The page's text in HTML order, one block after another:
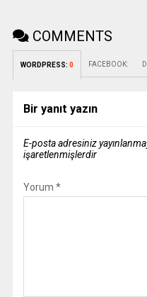
COMMENTS
WORDPRESS: 0 FACEBOOK:
Bir yanıt yazın
E-posta adresiniz
işaretlenmişlerdir
Yorum *